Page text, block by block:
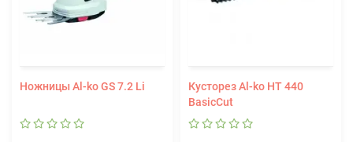
Ножницы Al-ko GS 7.2 Li
Кусторез Al-ko HT 440
BasicCut